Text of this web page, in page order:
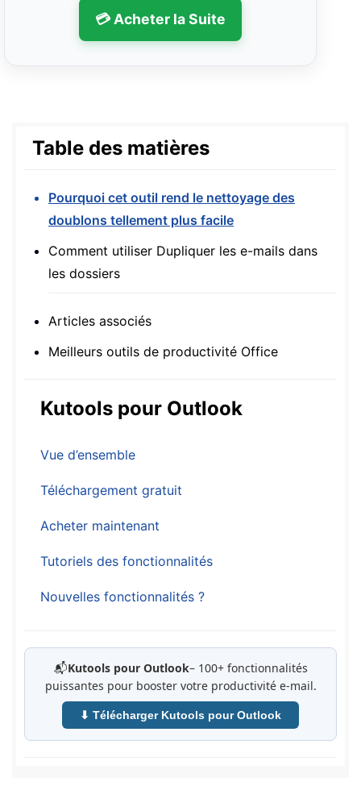
💳 Acheter la Suite
Table des matières
Pourquoi cet outil rend le nettoyage des
doublons tellement plus facile
Comment utiliser Dupliquer les e-mails dans
les dossiers
Articles associés
Meilleurs outils de productivité Office
Kutools pour Outlook
Vue d’ensemble
Téléchargement gratuit
Acheter maintenant
Tutoriels des fonctionnalités
Nouvelles fonctionnalités ?
📬Kutools pour Outlook– 100+ fonctionnalités
puissantes pour booster votre productivité e-mail.
⬇ Télécharger Kutools pour Outlook